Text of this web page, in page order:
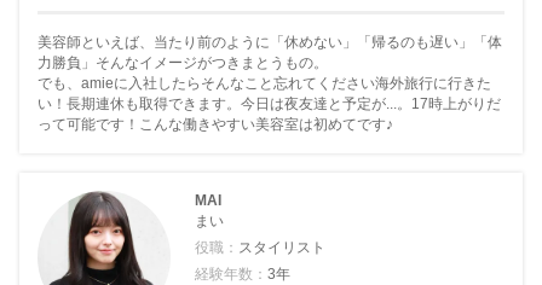
美容師といえば、当たり前のように「休めない」「帰るのも遅い」「体
力勝負」そんなイメージがつきまとうもの。
でも、amieに入社したらそんなこと忘れてください海外旅行に行きた
い！長期連休も取得できます。今日は夜友達と予定が...。17時上がりだ
って可能です！こんな働きやすい美容室は初めてです♪
MAI
まい
役職： スタイリスト
経験年数： 3年